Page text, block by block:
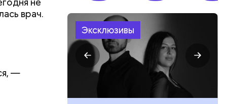
врач.
—
Эксклюзивы